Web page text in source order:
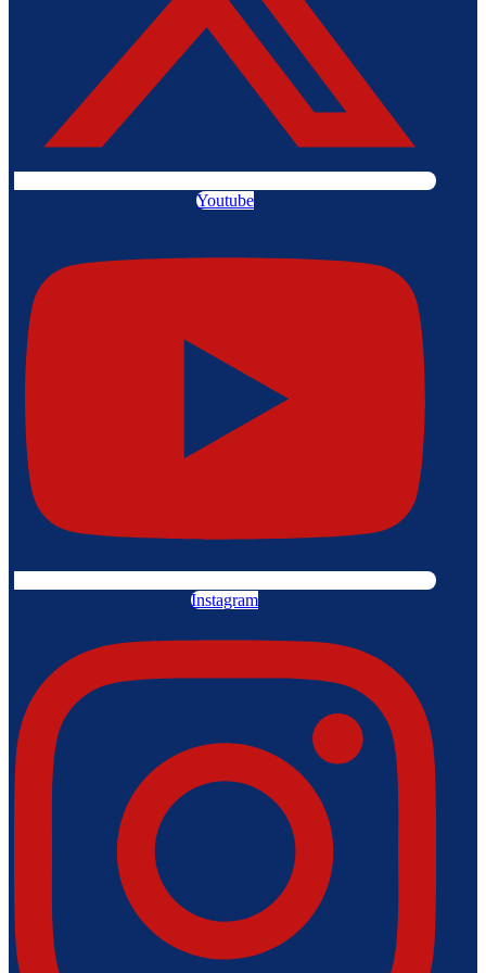
Youtube
Instagram